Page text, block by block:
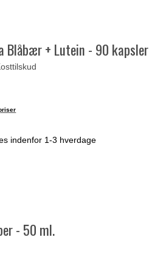
Blåbær + Lutein - 90 kapsler
indenfor 1-3 hverdage
- 50 ml.